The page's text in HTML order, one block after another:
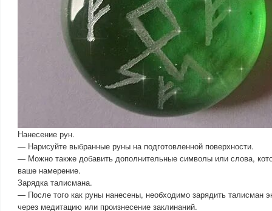
Нанесение рун.
— Нарисуйте выбранные руны на подготовленной поверхности.
— Можно также добавить дополнительные символы или слова,
ваше намерение.
Зарядка талисмана.
— После того как руны нанесены, необходимо зарядить талисман
через медитацию или произнесение заклинаний.